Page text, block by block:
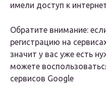
имели доступ к
Обратите внимание:
регистрацию на
значит у вас уже есть
можете
сервисов Google